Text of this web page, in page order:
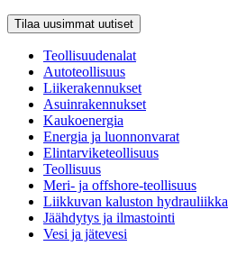
Tilaa uusimmat uutiset
Teollisuudenalat
Autoteollisuus
Liikerakennukset
Asuinrakennukset
Kaukoenergia
Energia ja luonnonvarat
Elintarviketeollisuus
Teollisuus
Meri- ja offshore-teollisuus
Liikkuvan kaluston hydrauliikka
Jäähdytys ja ilmastointi
Vesi ja jätevesi